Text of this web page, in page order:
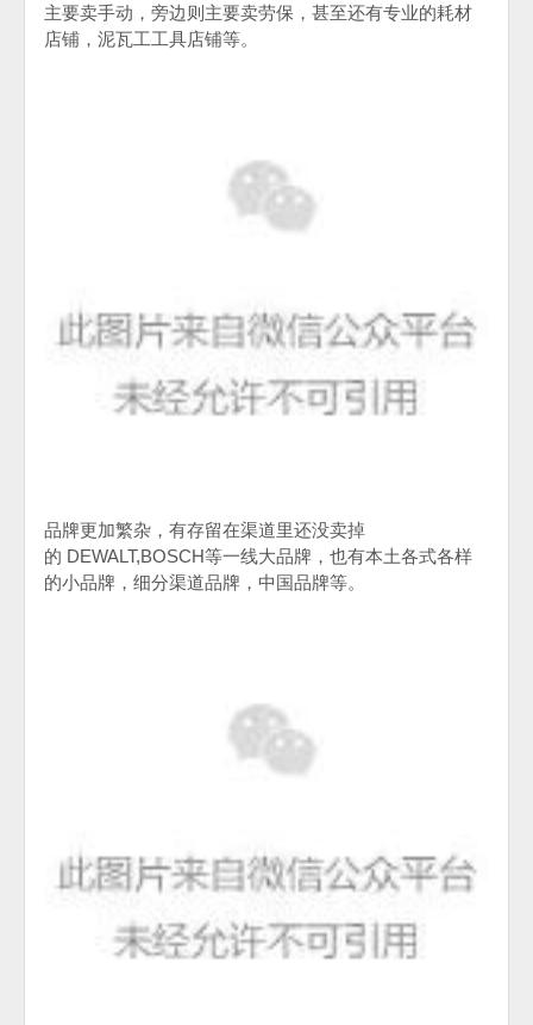
主要卖手动，旁边则主要卖劳保，甚至还有专业的耗材
店铺，泥瓦工工具店铺等。
品牌更加繁杂，有存留在渠道里还没卖掉
的 DEWALT,BOSCH等一线大品牌，也有本土各式各样
的小品牌，细分渠道品牌，中国品牌等。